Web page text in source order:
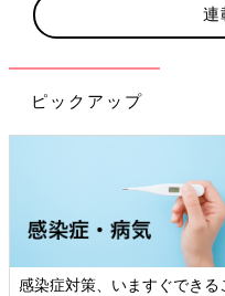
連
ピックアップ
・
日本外来小児科学会リー